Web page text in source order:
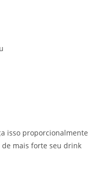
isso proporcionalmente
de mais forte seu drink